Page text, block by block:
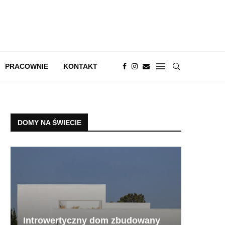
PRACOWNIE KONTAKT
DOMY NA ŚWIECIE
Introwertyczny dom zbudowany